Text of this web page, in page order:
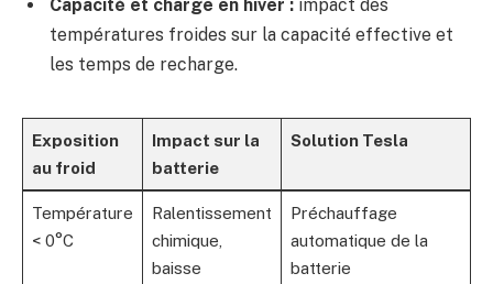
Capacité et charge en hiver : impact des
températures froides sur la capacité effective et
les temps de recharge.
Exposition
au froid
Impact sur la
batterie
Solution Tesla
Température
< 0°C
Ralentissement
chimique,
baisse
Préchauffage
automatique de la
batterie